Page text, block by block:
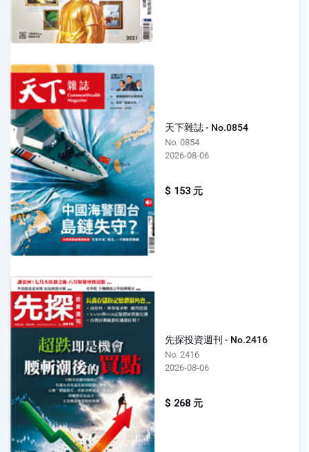
天下雜誌 - No.0854
No. 0854
2026-08-06
$ 153 元
先探投資週刊 - No.2416
No. 2416
2026-08-06
$ 268 元